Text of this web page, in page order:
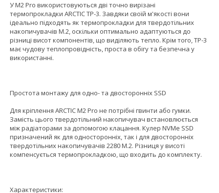
У M2 Pro використовуються дві точно вирізані
термопрокладки ARCTIC TP-3. Завдяки своїй м'якості вони
ідеально підходять як термопрокладки для твердотільних
накопичувачів M.2, оскільки оптимально адаптуються до
різниці висот компонентів, що виділяють тепло. Крім того, TP-3
має чудову теплопровідність, проста в обігу та безпечна у
використанні.
Простота монтажу для одно- та двосторонніх SSD
Для кріплення ARCTIC M2 Pro не потрібні гвинти або гумки.
Замість цього твердотільний накопичувач встановлюється
між радіаторами за допомогою клацання. Кулер NVMe SSD
призначений як для односторонніх, так і для двосторонніх
твердотільних накопичувачів 2280 M.2. Різниця у висоті
компенсується термопрокладкою, що входить до комплекту.
Характеристики: